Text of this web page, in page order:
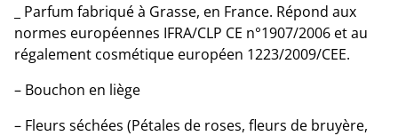
_ Parfum fabriqué à Grasse, en France. Répond aux
normes européennes IFRA/CLP CE n°1907/2006 et au
régalement cosmétique européen 1223/2009/CEE.
– Bouchon en liège
– Fleurs séchées (Pétales de roses, fleurs de bruyère,